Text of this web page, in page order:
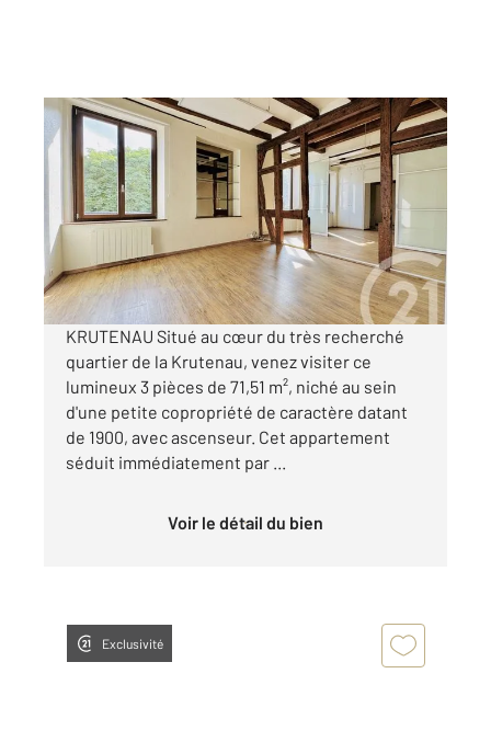
STRASBOURG 67
71,51 m 2, 3 pièces
Ref : 23981
Appartement F3 à vendre
259 000 €
Visiter le site dédié
KRUTENAU Situé au cœur du très recherché
quartier de la Krutenau, venez visiter ce
lumineux 3 pièces de 71,51 m², niché au sein
d'une petite copropriété de caractère datant
de 1900, avec ascenseur. Cet appartement
séduit immédiatement par ...
Voir le détail du bien
Exclusivité